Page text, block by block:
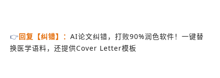
👉回复【纠错】： AI论文纠错，打败90%润色软件！一键替
换医学语料，还提供Cover Letter模板